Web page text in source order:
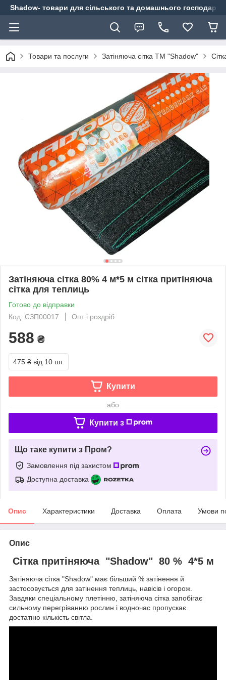
Shadow- товари для сільського та домашнього
Товари та послуги Затіняюча сітка ТМ "Shadow"
Затіняюча сітка 80% 4 м*5 м сітка притіняюча
сітка для теплиць
Готово до відправки
Код: СЗП00017
Опт і роздріб
588 ₴
475 ₴ від 10 шт.
Купити
або
Купити з
Що таке купити з Пром?
Замовлення під захистом
Доступна доставка
Опис Характеристики Доставка Оплата Умови
Опис
Сітка притіняюча "Shadow" 80 % 4*5 м
Затіняюча сітка "Shadow" має більший % затінення й
застосовується для затінення теплиць, навісів і огорож.
Завдяки спеціальному плетінню, затіняюча сітка запобігає
сильному перегріванню рослин і водночас пропускає
достатню кількість світла.